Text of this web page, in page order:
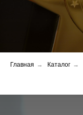
Главная → Каталог →